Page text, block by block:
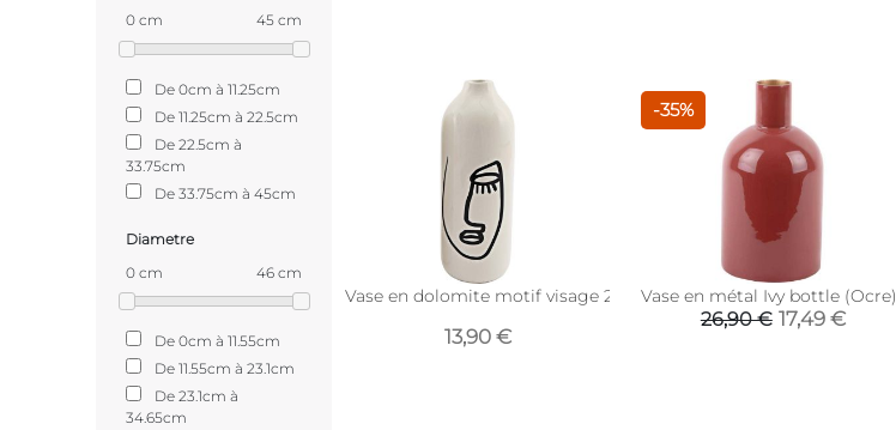
0 cm
45 cm
De 0cm à 11.25cm
De 11.25cm à 22.5cm
De 22.5cm à
33.75cm
De 33.75cm à 45cm
Diametre
0 cm
46 cm
De 0cm à 11.55cm
De 11.55cm à 23.1cm
De 23.1cm à
34.65cm
Vase en dolomite motif visage 22 x 8 cm (Modèle 1)
13,90 €
-35%
Vase en métal Ivy bottle (Ocre)
26,90 € 17,49 €